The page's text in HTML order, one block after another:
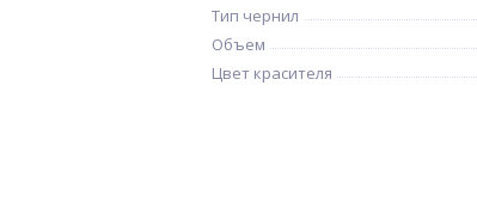
Тип чернил
Объем
Цвет красителя